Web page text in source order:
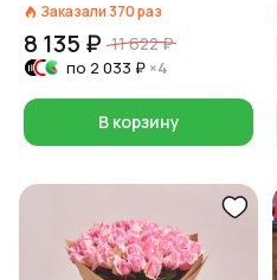
Заказали 370раз
8 135 ₽ 11 622 ₽
по 2 033 ₽ ×4
В корзину